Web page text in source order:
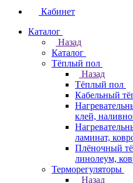
Кабинет
Каталог
Назад
Каталог
Тёплый пол
Назад
Тёплый пол
Кабельный
клей,
ламинат,
Плёночный
линолеум,
Терморегуляторы
Назад